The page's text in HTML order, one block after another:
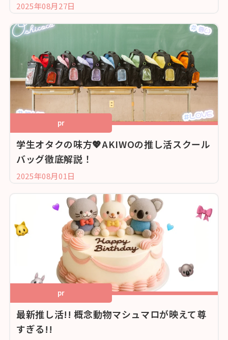
2025年08月27日
pr
学生オタクの味方💖AKIWOの推し活スクール
バッグ徹底解説！
2025年08月01日
pr
最新推し活!! 概念動物マシュマロが映えて尊
すぎる!!